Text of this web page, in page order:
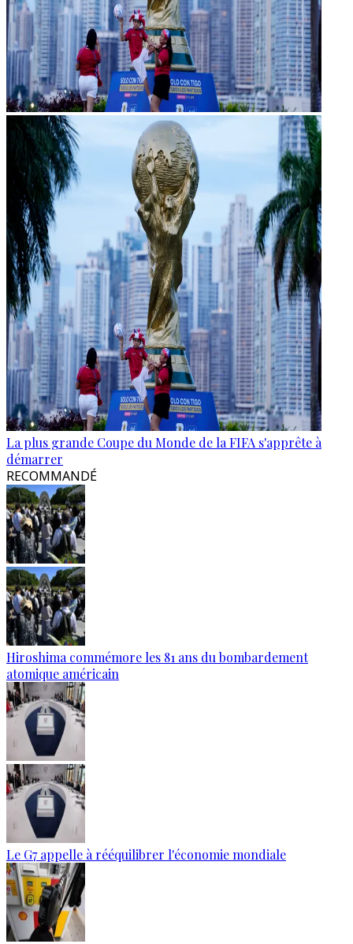
La plus grande Coupe du Monde de la FIFA s'apprête à
démarrer
RECOMMANDÉ
Hiroshima commémore les 81 ans du bombardement
atomique américain
Le G7 appelle à rééquilibrer l'économie mondiale